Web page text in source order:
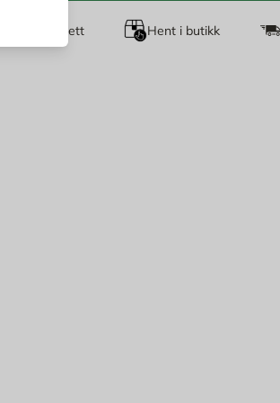
returrett Hent i butikk